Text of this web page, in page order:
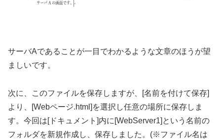
サーバAであることが一目でわかるような文章のほうが望
ましいです。
次に、このファイルを保存しますが、[名前を付けて保存]
より、[Webページ.html]を選択し任意の場所に保存しま
す。今回は[ドキュメント]内に[WebServer1]という名前の
フォルダを新規作成し、保存しました。(※ファイル名は